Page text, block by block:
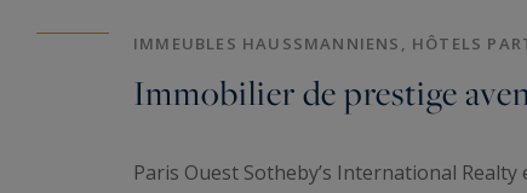
IMMEUBLES HAUSSMANNIENS, HÔTELS
Immobilier de prestige
Paris Ouest Sotheby’s International